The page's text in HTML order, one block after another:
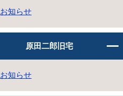
お知らせ
原田二郎旧宅
お知らせ